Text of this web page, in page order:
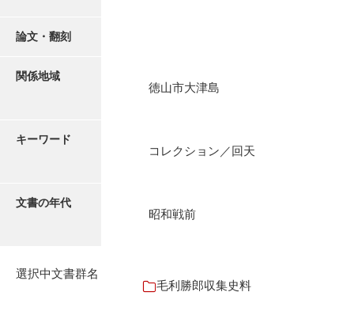
池田邦夫所蔵文書
論文・翻刻
関係地域
徳山市大津島
キーワード
コレクション／回天
文書の年代
昭和戦前
選択中文書群名
毛利勝郎収集史料